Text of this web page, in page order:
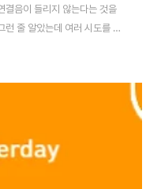
음이 들리지 않는다는 것을
런 줄 알았는데 여러 시도를 통
는 살짝 흔들리기는 하지만 쉽
움직여서 더 벌리고 분해를 시
되었다. 하지만 내가 바로 할
할만한 대상도 없다. 무엇보